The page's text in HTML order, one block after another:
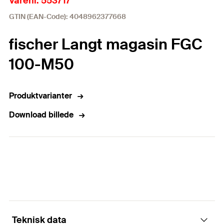
GTIN (EAN-Code): 4048962377668
fischer Langt magasin FGC
100-M50
Produktvarianter
Download billede
Teknisk data